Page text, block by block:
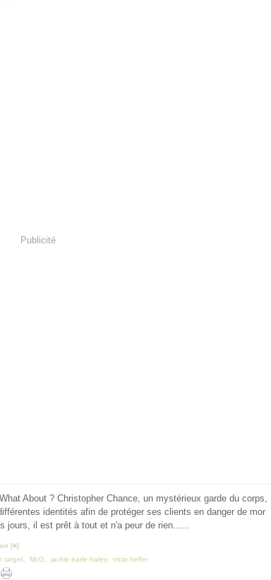
Publicité
About ? Christopher Chance, un mystérieux garde du corps,
identités afin de protéger ses clients en danger de mor
jours, il est prêt à tout et n'a peur de rien......
[#]
target McG jackie earle haley, tricia helfer